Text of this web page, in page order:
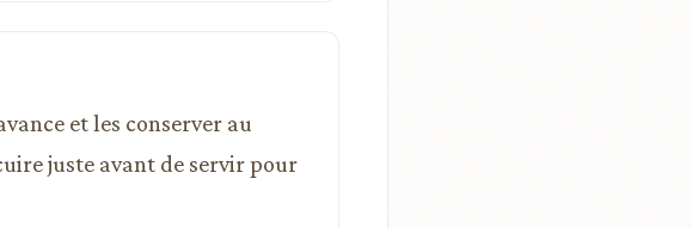
et les conserver au
juste avant de servir pour